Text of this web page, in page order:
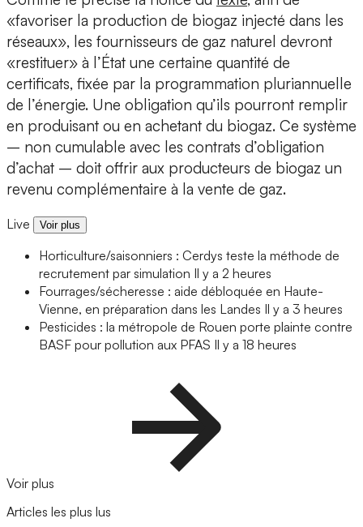
«favoriser la production de biogaz injecté dans les
réseaux», les fournisseurs de gaz naturel devront
«restituer» à l’État une certaine quantité de
certificats, fixée par la programmation pluriannuelle
de l’énergie. Une obligation qu’ils pourront remplir
en produisant ou en achetant du biogaz. Ce système
– non cumulable avec les contrats d’obligation
d’achat – doit offrir aux producteurs de biogaz un
revenu complémentaire à la vente de gaz.
Live Voir plus
Horticulture/saisonniers : Cerdys teste la méthode de
recrutement par simulation Il y a 2 heures
Fourrages/sécheresse : aide débloquée en Haute-
Vienne, en préparation dans les Landes Il y a 3 heures
Pesticides : la métropole de Rouen porte plainte contre
BASF pour pollution aux PFAS Il y a 18 heures
Voir plus
Articles les plus lus